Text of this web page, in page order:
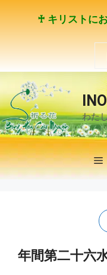
ス
キ
ッ
プ
♰ キリストに
選
択
わた
年間第二十六